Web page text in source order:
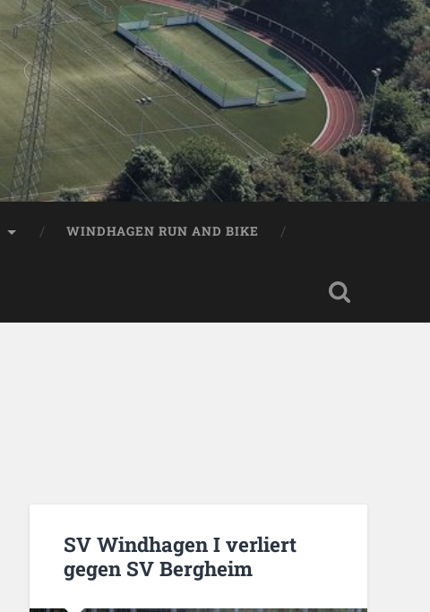
WINDHAGEN RUN AND BIKE
SV Windhagen I verliert
gegen SV Bergheim